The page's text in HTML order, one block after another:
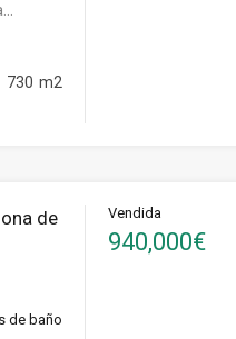
730 m2
de
de baño
Vendida
940,000€